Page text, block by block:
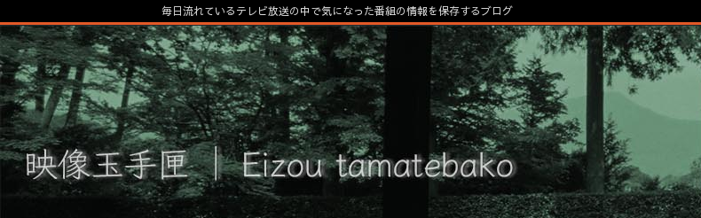
毎日流れているテレビ放送の中で気になった番組の情報を保存するブログ